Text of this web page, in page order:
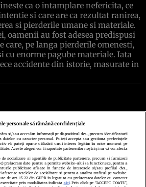
ca o intamplare nefericita, ce
si care are ca rezultat ranirea,
si pierderile umane si materiale.
oamenii au fost adesea predispusi
care, pe langa pierderile omenesti,
cu enorme pagube materiale. Iata
accidente din istorie, masurate in
Politica de cookiesTermeni şi condiţii
ContactSetări Cookies
personale să rămână confidențiale
și/sau accesăm informații pe dispozitivul dvs., precum identificatorii
datelor cu caracter personal. Puteți accepta sau gestiona preferințele
vă puteți opune utilizării unui interes legitim în orice moment pe
Aceste alegeri vor fi raportate partenerilor noștri și nu vă vor afecta
socializare si agentiile de publicitate partenere, precum si furnizorii
prelucram date pentru a permite website-ului sa functioneze, pentru a
publicitare afisate in functie de interesele si/sau profilul dvs.,
retelelor de socializare si pentru a analiza traficul pe website.
de art. 15-22 din GDPR in legatura cu prelucrarea datelor cu caracter
prin modalitatea indicata aici. Prin click pe “ACCEPT TOATE”,